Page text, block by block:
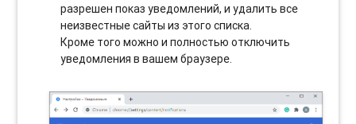
разрешен показ уведомлений, и удалить все
неизвестные сайты из этого списка.
Кроме того можно и полностью отключить
уведомления в вашем браузере.